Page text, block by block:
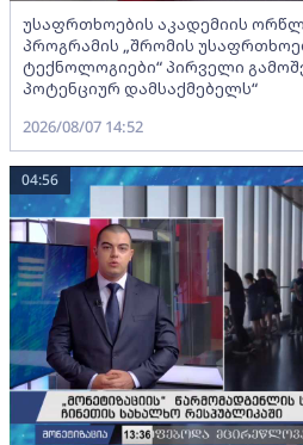
უსაფრთხოების აკადემიის
პროგრამის „შრომის
ტექნოლოგიები“ პირველი
პოტენციურ დამსაქმებელს“
2026/08/07 14:52
04:56